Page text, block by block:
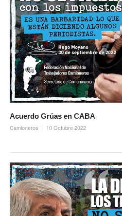
Acuerdo Grúas en CABA
Camioneros 10 Octubre 2022